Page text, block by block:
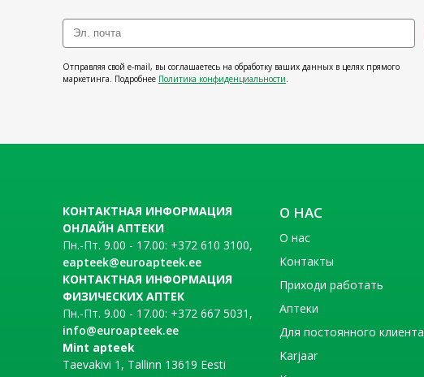
Отправляя свой e-mail, вы соглашаетесь на обработку ваших данных в целях прямого
маркетинга. Подробнее Политика конфиденциальности
КОНТАКТНАЯ ИНФОРМАЦИЯ
ОНЛАЙН АПТЕКИ
Пн.-Пт. 9.00 - 17.00: +372 610 3100,
eapteek@euroapteek.ee
КОНТАКТНАЯ ИНФОРМАЦИЯ
ФИЗИЧЕСКИХ АПТЕК
Пн.-Пт. 9.00 - 17.00: +372 667 5031,
info@euroapteek.ee
Mint apteek
Taevakivi 1, Tallinn 13619 Eesti
О НАС
О нас
Контакты
Приходи работать
Аптеки
Для постоянного клиента
Karjaar